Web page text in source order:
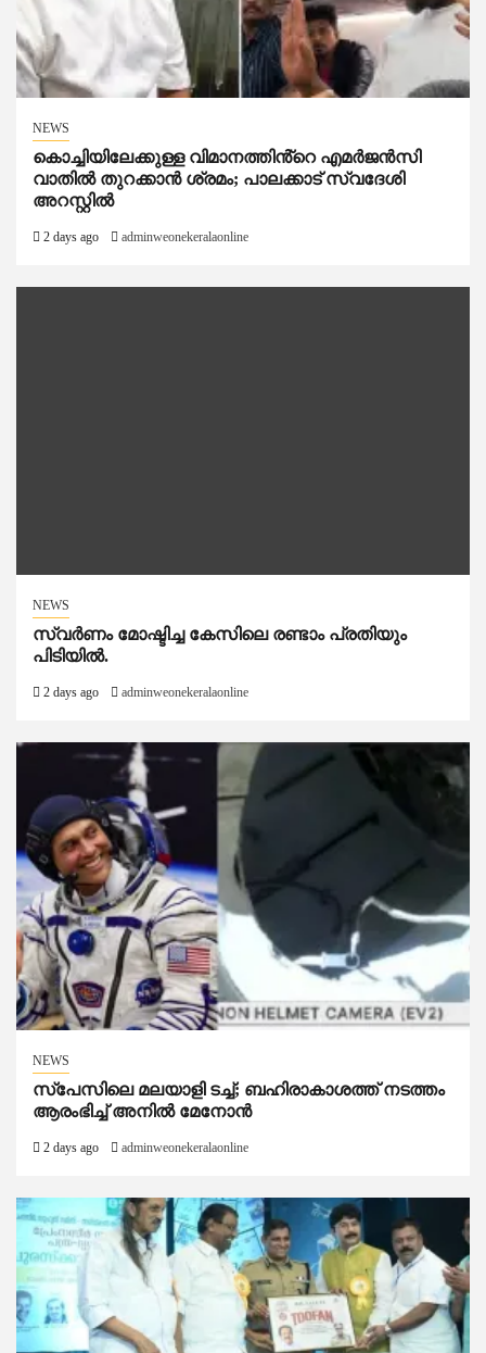
NEWS
കൊച്ചിയിലേക്കുള്ള വിമാനത്തിൻ്റെ എമര്‍ജന്‍സി
വാതില്‍ തുറക്കാന്‍ ശ്രമം; പാലക്കാട് സ്വദേശി
അറസ്റ്റില്‍
2 days ago adminweonekeralaonline
NEWS
സ്വർണം മോഷ്ടിച്ച കേസിലെ രണ്ടാം പ്രതിയും
പിടിയിൽ.
2 days ago adminweonekeralaonline
NEWS
സ്‌പേസിലെ മലയാളി ടച്ച്; ബഹിരാകാശത്ത് നടത്തം
ആരംഭിച്ച് അനില്‍ മേനോന്‍
2 days ago adminweonekeralaonline